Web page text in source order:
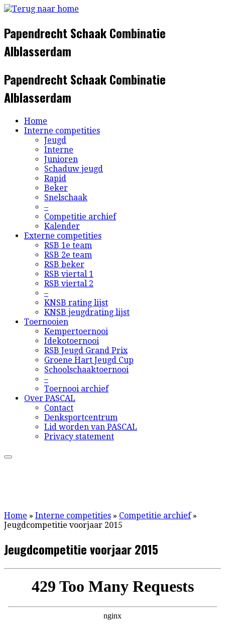
Ga
inhoud
Papendrecht Schaak Combinatie
Alblasserdam
Papendrecht Schaak Combinatie
Alblasserdam
Home
Interne competities
Jeugd
Interne
Junioren
Schaduw jeugd
Rapid
Beker
Snelschaak
–
Competitie archief
Kalender
Externe competities
RSB 1e team
RSB 2e team
RSB beker
RSB viertal 1
RSB viertal 2
–
KNSB rating lijst
KNSB jeugdrating lijst
Toernooien
Kempertoernooi
Idekotoernooi
RSB Jeugd Grand Prix
Groene Hart Jeugd Cup
Schoolschaaktoernooi
–
Toernooi archief
Over PASCAL
Contact
Denksportcentrum
Lid worden van PASCAL
Privacy statement
Home » Interne competities » Competitie archief »
Jeugdcompetitie voorjaar 2015
Jeugdcompetitie voorjaar 2015